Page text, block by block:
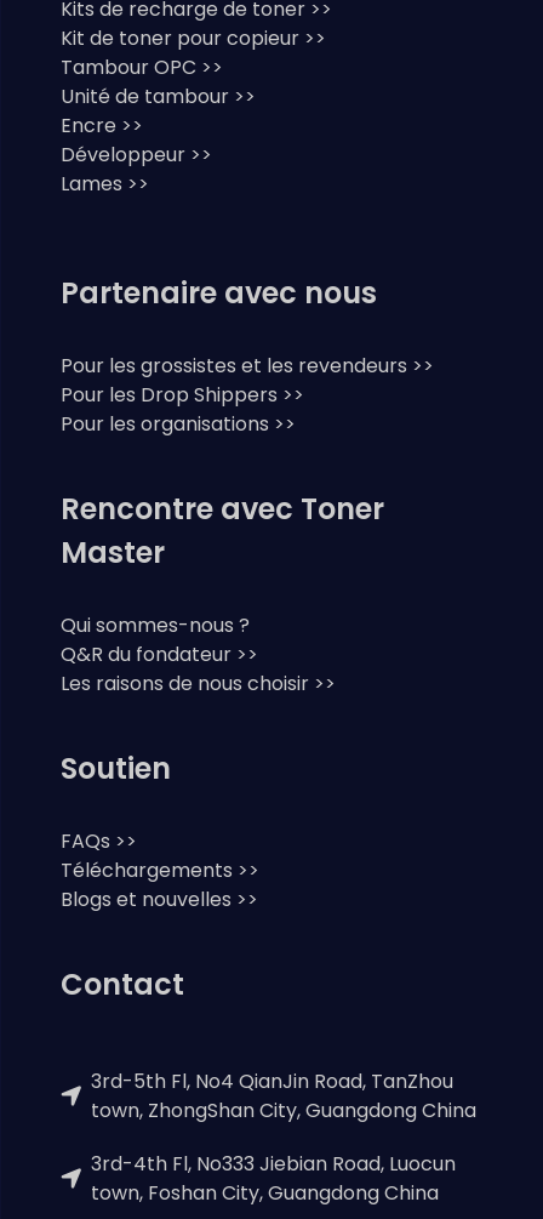
Kits de recharge de toner >>
Kit de toner pour copieur >>
Tambour OPC >>
Unité de tambour >>
Encre >>
Développeur >>
Lames >>
Partenaire avec nous
Pour les grossistes et les revendeurs >>
Pour les Drop Shippers >>
Pour les organisations >>
Rencontre avec Toner
Master
Qui sommes-nous ?
Q&R du fondateur >>
Les raisons de nous choisir >>
Soutien
FAQs >>
Téléchargements >>
Blogs et nouvelles >>
Contact
3rd-5th Fl, No4 QianJin Road, TanZhou
town, ZhongShan City, Guangdong China
3rd-4th Fl, No333 Jiebian Road, Luocun
town, Foshan City, Guangdong China